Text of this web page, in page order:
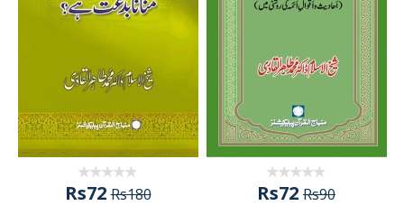
Rs72Rs180 Rs72 Rs90